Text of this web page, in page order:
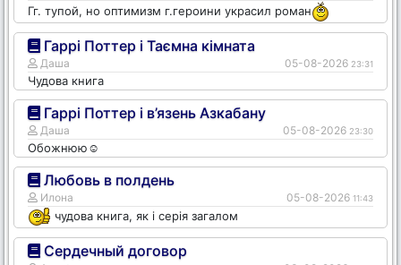
Гг. тупой, но оптимизм г.героини украсил роман
Гаррі Поттер і Таємна кімната
Даша 05-08-2026 23:31
Чудова книга
Гаррі Поттер і в’язень Азкабану
Даша 05-08-2026 23:30
Обожнюю☺️
Любовь в полдень
Илона 05-08-2026 11:43
чудова книга, як і серія загалом
Сердечный договор